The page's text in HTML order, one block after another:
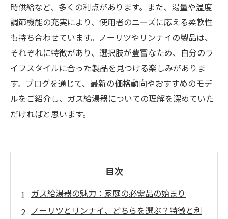
時供給など、多くの利点があります。また、湯量や温度
調節機能の充実により、使用者のニーズに応える柔軟性
も持ち合わせています。ノーリツやリンナイの製品は、
それぞれに特徴があり、選択肢が豊富なため、自分のラ
イフスタイルに合った製品を見つける楽しみがありま
す。ブログを通じて、最新の価格動向やおすすめのモデ
ルをご紹介し、ガス給湯器についての理解を深めていた
だければと思います。
目次
ガス給湯器の魅力：家庭の必需品の始まり
ノーリツとリンナイ、どちらを選ぶ？特徴と利